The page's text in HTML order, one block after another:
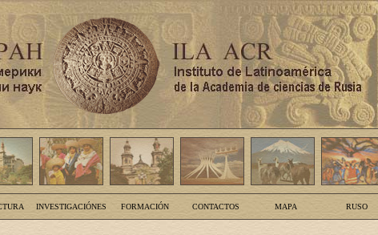
INVESTIGACIÓNES FORMACIÓN CONTACTOS MAPA RUSO